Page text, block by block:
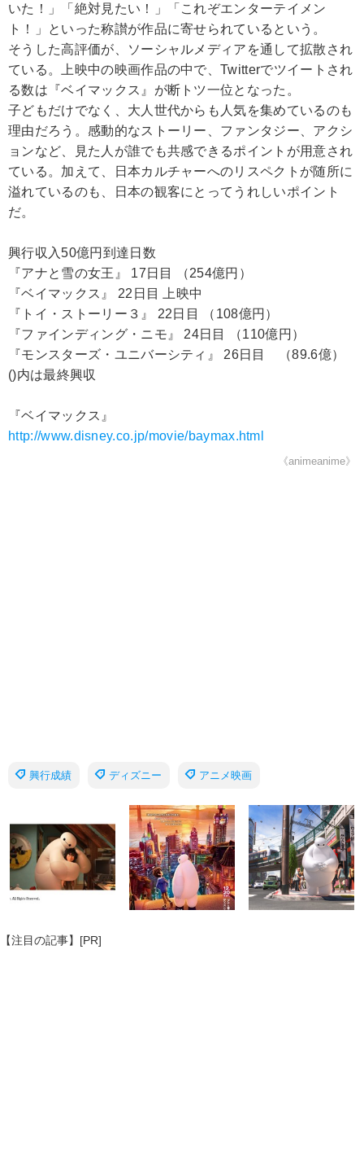
いた！」「絶対見たい！」「これぞエンターテイメン
ト！」といった称讃が作品に寄せられているという。
そうした高評価が、ソーシャルメディアを通して拡散され
ている。上映中の映画作品の中で、Twitterでツイートされ
る数は『ベイマックス』が断トツ一位となった。
子どもだけでなく、大人世代からも人気を集めているのも
理由だろう。感動的なストーリー、ファンタジー、アクシ
ョンなど、見た人が誰でも共感できるポイントが用意され
ている。加えて、日本カルチャーへのリスペクトが随所に
溢れているのも、日本の観客にとってうれしいポイント
だ。
興行収入50億円到達日数
『アナと雪の女王』 17日目 （254億円）
『ベイマックス』 22日目 上映中
『トイ・ストーリー３』 22日目 （108億円）
『ファインディング・ニモ』 24日目 （110億円）
『モンスターズ・ユニバーシティ』 26日目 （89.6億）
()内は最終興収
『ベイマックス』
http://www.disney.co.jp/movie/baymax.html
《animeanime》
興行成績 ディズニー アニメ映画
【注目の記事】[PR]